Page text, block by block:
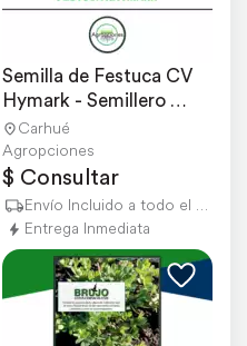
Semilla de Festuca CV
Hymark - Semillero
Peman
Carhué
Agropciones
$ Consultar
Envío Incluido a todo el país
Entrega Inmediata